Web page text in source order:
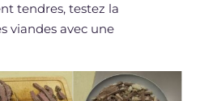
tendres, testez la
viandes avec une